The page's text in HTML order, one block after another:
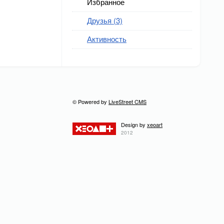
Друзья (3)
Активность
© Powered by LiveStreet CMS
Design by xeoart
2012